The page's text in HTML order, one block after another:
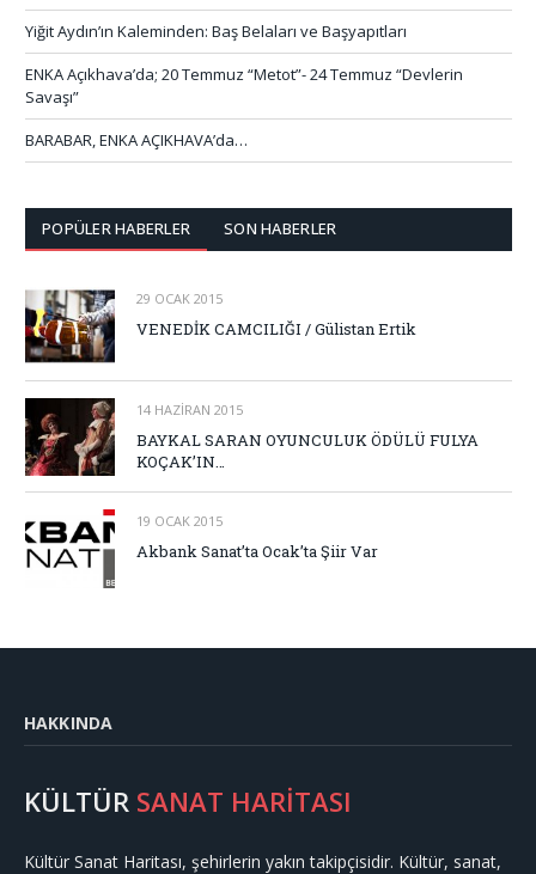
Yiğit Aydın’ın Kaleminden: Baş Belaları ve Başyapıtları
ENKA Açıkhava’da; 20 Temmuz “Metot”- 24 Temmuz “Devlerin
Savaşı”
BARABAR, ENKA AÇIKHAVA’da…
POPÜLER HABERLER SON HABERLER
29 OCAK 2015
VENEDİK CAMCILIĞI / Gülistan Ertik
14 HAZIRAN 2015
BAYKAL SARAN OYUNCULUK ÖDÜLÜ FULYA
KOÇAK’IN…
19 OCAK 2015
Akbank Sanat’ta Ocak’ta Şiir Var
HAKKINDA
KÜLTÜR SANAT HARİTASI
Kültür Sanat Haritası, şehirlerin yakın takipçisidir. Kültür, sanat,